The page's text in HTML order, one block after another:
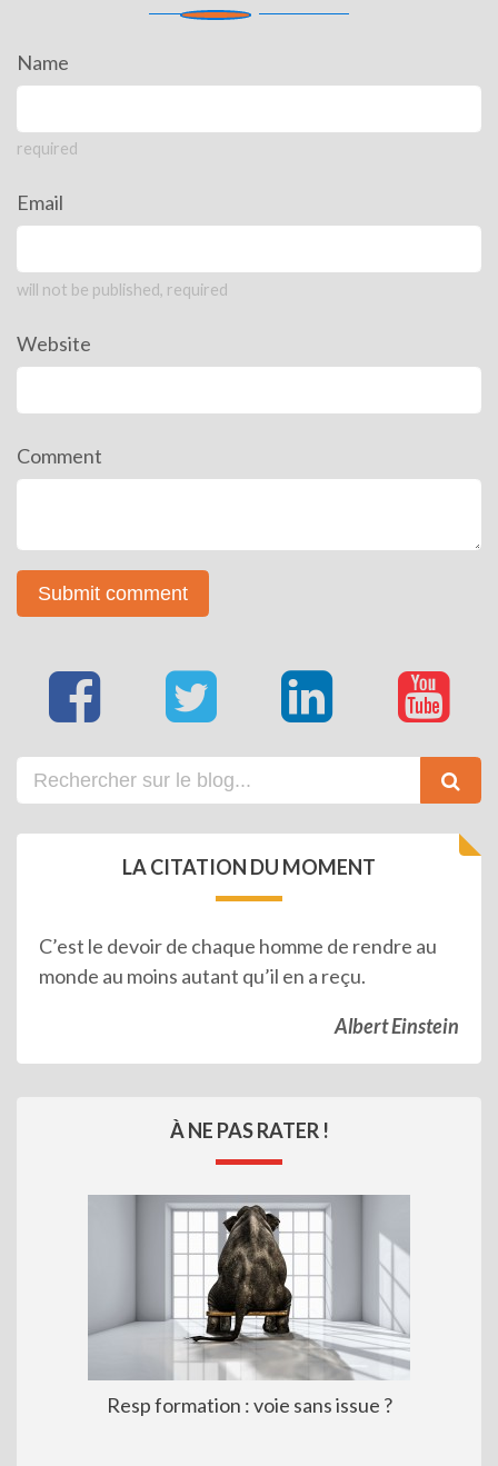
Name
required
Email
will not be published, required
Website
Comment
LA CITATION DU MOMENT
C’est le devoir de chaque homme de rendre au
monde au moins autant qu’il en a reçu.
Albert Einstein
À NE PAS RATER !
Resp formation : voie sans issue ?